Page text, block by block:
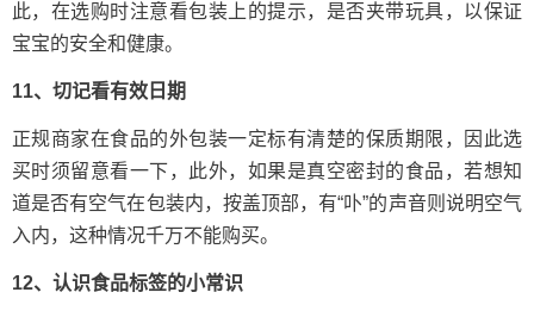
此，在选购时注意看包装上的提示，是否夹带玩具，以保证
宝宝的安全和健康。
11、切记看有效日期
正规商家在食品的外包装一定标有清楚的保质期限，因此选
买时须留意看一下，此外，如果是真空密封的食品，若想知
道是否有空气在包装内，按盖顶部，有“卟”的声音则说明空气
入内，这种情况千万不能购买。
12、认识食品标签的小常识